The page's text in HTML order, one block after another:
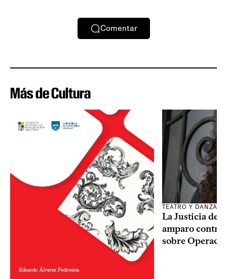
Comentar
Más de Cultura
TEATRO Y DANZA
La Justicia
amparo contra
sobre